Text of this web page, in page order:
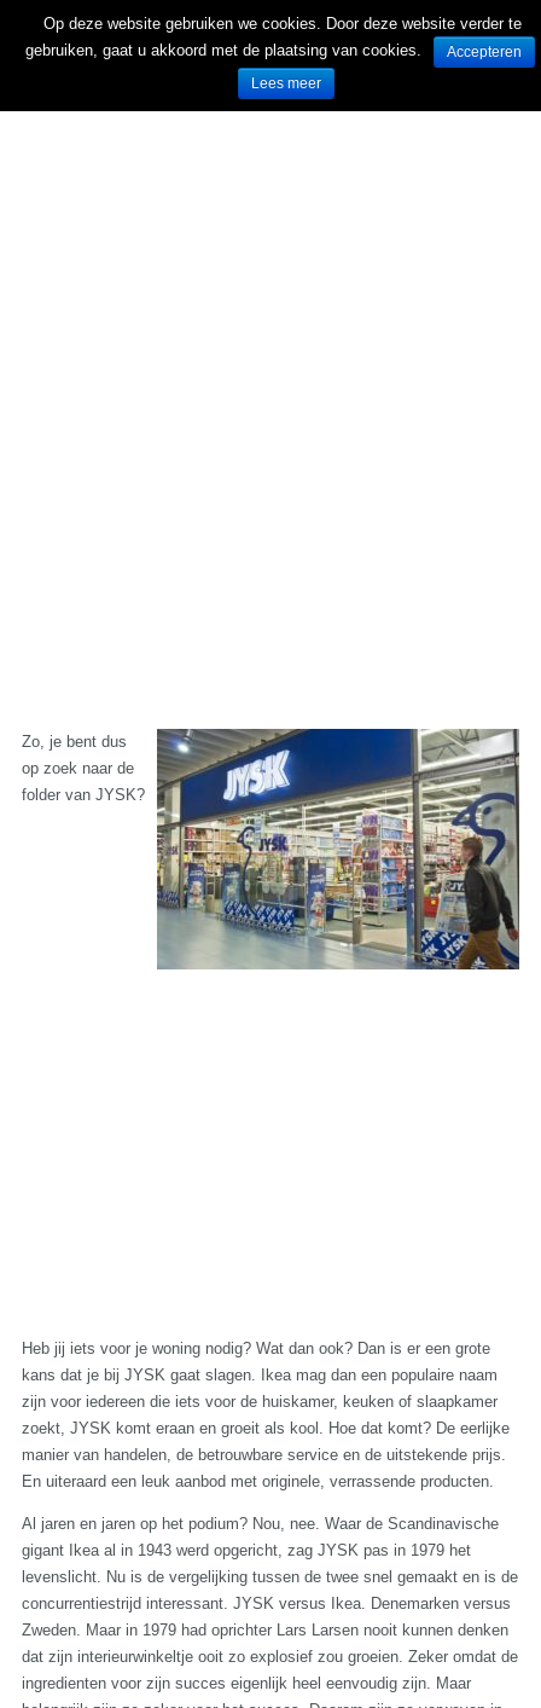
Wekelijks nieuwe folders van Nederlandse supermarkten en winkels
Zo, je bent dus
op zoek naar de
folder van JYSK?
Heb jij iets voor je woning nodig? Wat dan ook? Dan is er een grote
kans dat je bij JYSK gaat slagen. Ikea mag dan een populaire naam
zijn voor iedereen die iets voor de huiskamer, keuken of slaapkamer
zoekt, JYSK komt eraan en groeit als kool. Hoe dat komt? De eerlijke
manier van handelen, de betrouwbare service en de uitstekende prijs.
En uiteraard een leuk aanbod met originele, verrassende producten.
Al jaren en jaren op het podium? Nou, nee. Waar de Scandinavische
gigant Ikea al in 1943 werd opgericht, zag JYSK pas in 1979 het
levenslicht. Nu is de vergelijking tussen de twee snel gemaakt en is de
concurrentiestrijd interessant. JYSK versus Ikea. Denemarken versus
Zweden. Maar in 1979 had oprichter Lars Larsen nooit kunnen denken
dat zijn interieurwinkeltje ooit zo explosief zou groeien. Zeker omdat de
ingredienten voor zijn succes eigenlijk heel eenvoudig zijn. Maar
Op deze website gebruiken we cookies. Door deze website verder te
gebruiken, gaat u akkoord met de plaatsing van cookies.
Accepteren
Lees meer